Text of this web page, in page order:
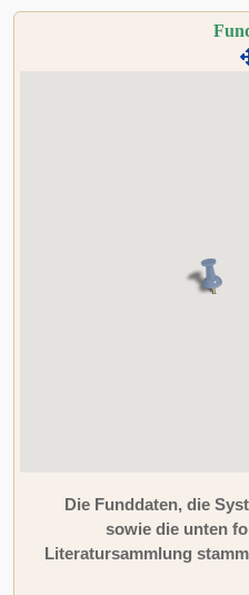
Die Funddaten, die
sowie die unten
Literatursammlung